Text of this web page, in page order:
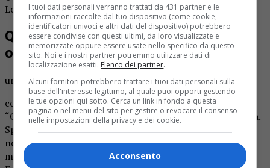
Loro Piana.
Quarona conferisce la cittadinanza
onoraria
unedì sera in Consiglio
comunale a Quarona sarà proposto il conferimento della
“Cittadinanza onoraria” per il dottor Pier Luigi Loro Piana.
Spiega il sindaco Francesco Pietrasanta: “Un atto che la
nostra Amministrazione si è sentita in dovere di fare per i
molteplici motivi che legano questo grande uomo e la sua
I tuoi dati personali verranno trattati da 431 partner e le
informazioni raccolte dal tuo dispositivo (come cookie,
identificatori univoci e altri dati del dispositivo) potrebbero
essere condivise con questi ultimi, da loro visualizzate e
memorizzate oppure essere usate nello specifico da questo
sito. Noi e i nostri partner potremmo utilizzare dati di
localizzazione esatti. Elenco dei partner.
Alcuni fornitori potrebbero trattare i tuoi dati personali sulla
base dell'interesse legittimo, al quale puoi opporti gestendo
le tue opzioni qui sotto. Cerca un link in fondo a questa
pagina o nel menu del sito per gestire o revocare il consenso
nelle impostazioni della privacy e dei cookie.
Acconsento